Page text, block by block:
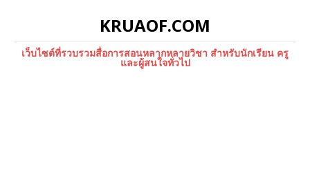
KRUAOF.COM
เว็บไซต์ที่รวบรวมสื่อการสอนหลากหลายวิชา สำหรับนักเรียน ครู
และผู้สนใจทั่วไป